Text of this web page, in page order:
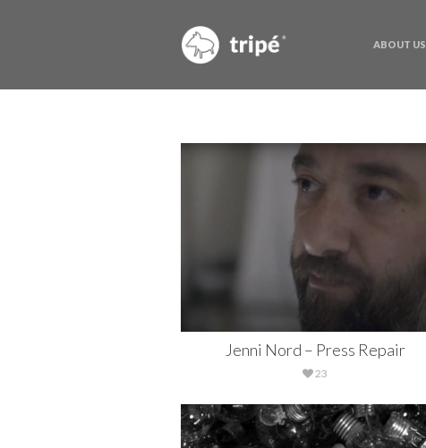
ABOUT US
Jenni Nord – Press Repair
23